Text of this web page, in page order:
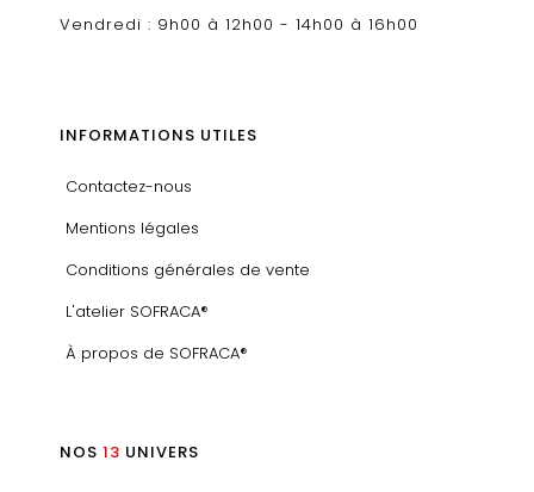
Vendredi : 9h00 à 12h00 - 14h00 à 16h00
INFORMATIONS UTILES
Contactez-nous
Mentions légales
Conditions générales de vente
L'atelier SOFRACA®
À propos de SOFRACA®
NOS 13 UNIVERS